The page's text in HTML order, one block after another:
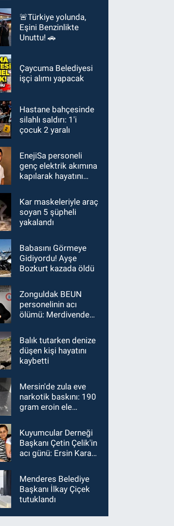
🚨Türkiye yolunda,
Eşini Benzinlikte
Unuttu! 🚗
Çaycuma Belediyesi
işçi alımı yapacak
Hastane bahçesinde
silahlı saldırı: 1'i
çocuk 2 yaralı
EnejiSa personeli
genç elektrik akımına
kapılarak hayatını
Kar maskeleriyle araç
soyan 5 şüpheli
yakalandı
Babasını Görmeye
Gidiyordu! Ayşe
Bozkurt kazada öldü
Zonguldak BEUN
personelinin acı
ölümü: Merdivende
hayatını kaybetti
Balık tutarken denize
düşen kişi hayatını
kaybetti
Mersin'de zula eve
narkotik baskını: 190
gram eroin ele
Kuyumcular Derneği
Başkanı Çetin Çelik'in
acı günü: Ersin Kara
Menderes Belediye
Başkanı İlkay Çiçek
tutuklandı